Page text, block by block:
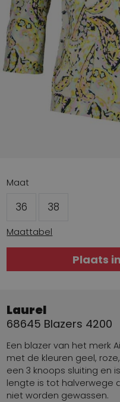
Maat
36 38
Maattabel
Plaats
Laurel
68645 Blazers 4200
Een blazer van het merk
met de kleuren geel,
een 3 knoops sluiting en
lengte is tot halverwege
niet worden gewassen.